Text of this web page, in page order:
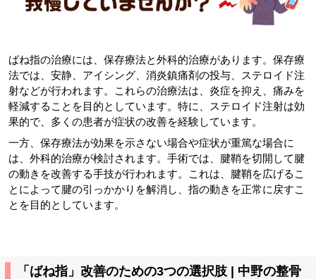
ばね指の治療には、保存療法と外科的治療があります。保存療
法では、安静、アイシング、消炎鎮痛剤の投与、ステロイド注
射などが行われます。これらの治療法は、炎症を抑え、痛みを
軽減することを目的としています。特に、ステロイド注射は効
果的で、多くの患者が症状の改善を経験しています。
一方、保存療法が効果を示さない場合や症状が重篤な場合に
は、外科的治療が検討されます。手術では、腱鞘を切開して腱
の動きを改善する手技が行われます。これは、腱鞘を広げるこ
とによって腱の引っかかりを解消し、指の動きを正常に戻すこ
とを目的としています。
「ばね指」改善のための3つの選択肢 | 中野の整骨